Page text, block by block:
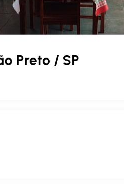
Preto / SP